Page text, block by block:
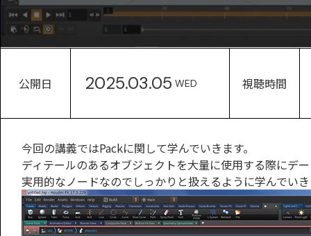
公開日 2025.03.05 WED 視聴時間
今回の講義ではPackに関して学んでいきます。
ディテールのあるオブジェクトを大量に使用する際にデ
実用的なノードなのでしっかりと扱えるように学んでい